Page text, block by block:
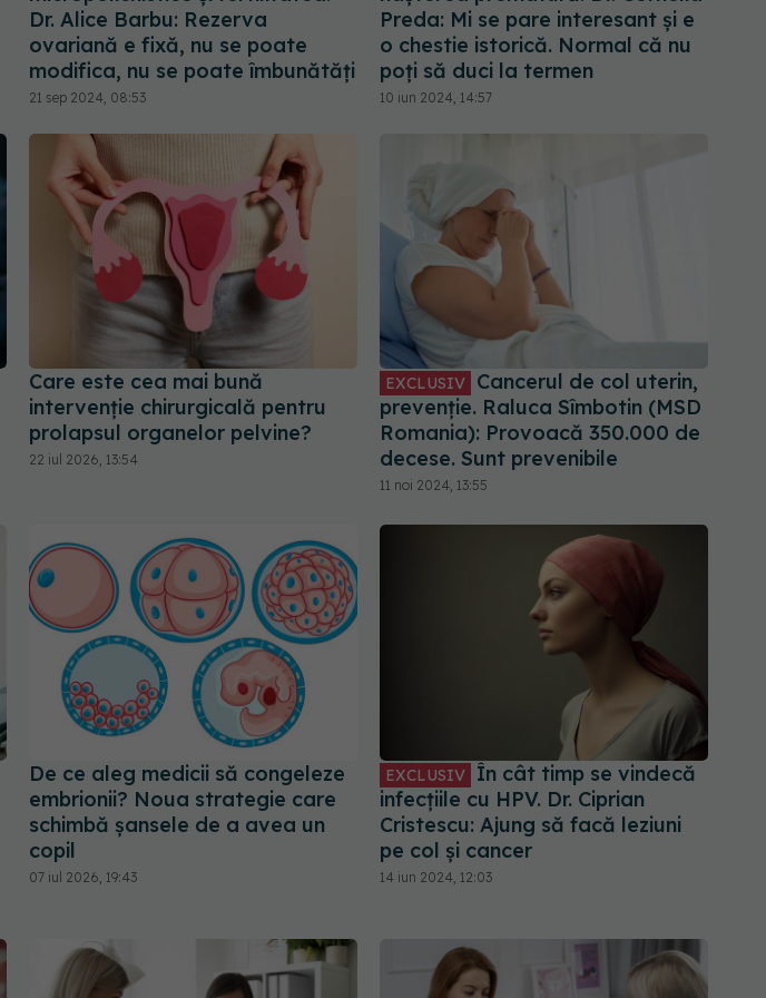
Dr. Alice Barbu: Rezerva
ovariană e fixă, nu se poate
modifica, nu se poate îmbunătăți
21 sep 2024, 08:53
Preda: Mi se pare interesant și e
o chestie istorică. Normal că nu
poți să duci la termen
10 iun 2024, 14:57
Care este cea mai bună
intervenție chirurgicală pentru
prolapsul organelor pelvine?
22 iul 2026, 13:54
EXCLUSIV
Cancerul de col uterin,
prevenție. Raluca Sîmbotin (MSD
Romania): Provoacă 350.000 de
decese. Sunt prevenibile
11 noi 2024, 13:55
De ce aleg medicii să congeleze
embrionii? Noua strategie care
schimbă șansele de a avea un
copil
07 iul 2026, 19:43
EXCLUSIV
În cât timp se vindecă
infecțiile cu HPV. Dr. Ciprian
Cristescu: Ajung să facă leziuni
pe col și cancer
14 iun 2024, 12:03